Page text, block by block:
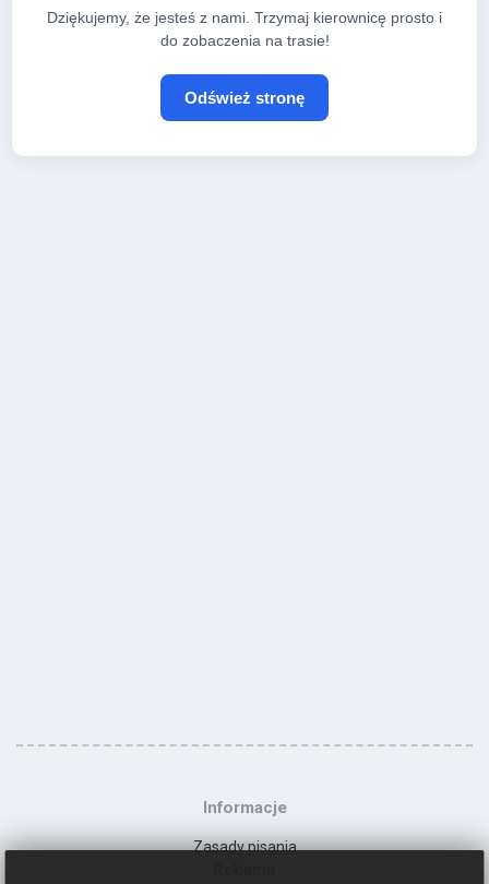
Dziękujemy, że jesteś z nami. Trzymaj kierownicę prosto i
do zobaczenia na trasie!
Odśwież stronę
Informacje
Zasady pisania